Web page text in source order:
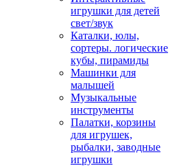
игрушки для детей
свет/звук
Каталки, юлы,
сортеры. логические
кубы, пирамиды
Машинки для
малышей
Музыкальные
инструменты
Палатки, корзины
для игрушек,
рыбалки, заводные
игрушки